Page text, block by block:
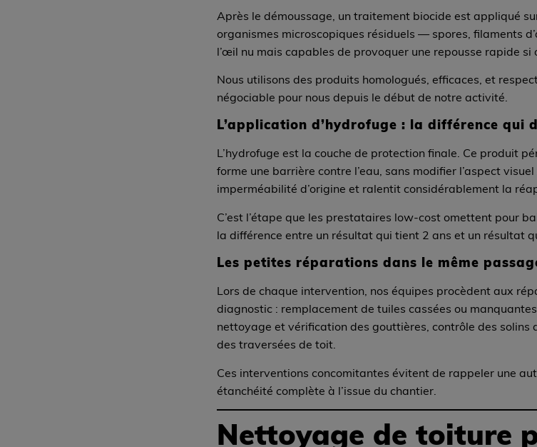
Après le démoussage, un traitement biocide est appliqué
organismes microscopiques résiduels — spores, filaments
l’œil nu mais capables de provoquer une repousse rapide si
Nous utilisons des produits homologués, efficaces, et
négociable pour nous depuis le début de notre activité.
L’application d’hydrofuge : la différence qui
L’hydrofuge est la couche de protection finale. Ce produit
forme une barrière contre l’eau, sans modifier l’aspect
imperméabilité d’origine et ralentit considérablement la
C’est l’étape que les prestataires low-cost omettent pour
la différence entre un résultat qui tient 2 ans et un résultat
Les petites réparations dans le même
Lors de chaque intervention, nos équipes procèdent aux
diagnostic : remplacement de tuiles cassées ou
nettoyage et vérification des gouttières, contrôle des solins
des traversées de toit.
Ces interventions concomitantes évitent de rappeler une
étanchéité complète à l’issue du chantier.
Nettoyage de toiture